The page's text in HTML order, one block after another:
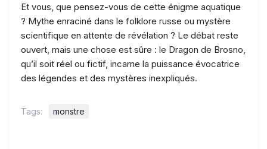
Et vous, que pensez-vous de cette énigme aquatique
? Mythe enraciné dans le folklore russe ou mystère
scientifique en attente de révélation ? Le débat reste
ouvert, mais une chose est sûre : le Dragon de Brosno,
qu’il soit réel ou fictif, incarne la puissance évocatrice
des légendes et des mystères inexpliqués.
Tags: monstre